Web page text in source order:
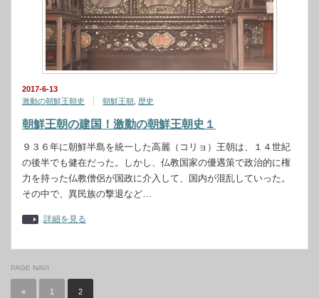
2017-6-13
激動の朝鮮王朝史
朝鮮王朝 歴史
朝鮮王朝の建国！激動の朝鮮王朝史１
９３６年に朝鮮半島を統一した高麗（コリョ）王朝は、１４世紀
の後半でも健在だった。しかし、仏教国家の優遇策で政治的に権
力を持った仏教僧侶が国政に介入して、国内が混乱していった。
その中で、異民族の撃退など…
詳細を見る
PAGE NAVI
« 1 2